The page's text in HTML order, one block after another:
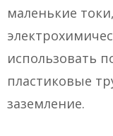
маленькие
использовать
пластиковые
заземление.